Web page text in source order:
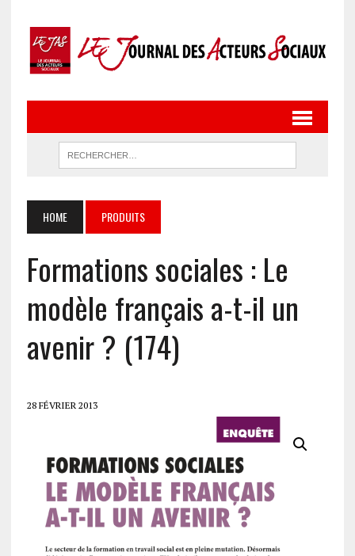
HOME PRODUITS
Formations sociales : Le
modèle français a-t-il un
avenir ? (174)
28 FÉVRIER 2013